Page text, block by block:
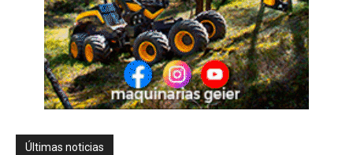
Últimas noticias